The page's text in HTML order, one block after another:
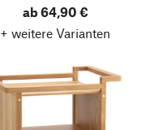
ab 64,90 €
+ weitere Varianten